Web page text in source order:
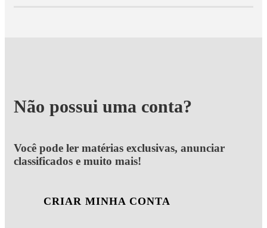
Não possui uma conta?
Você pode ler matérias exclusivas, anunciar
classificados e muito mais!
CRIAR MINHA CONTA